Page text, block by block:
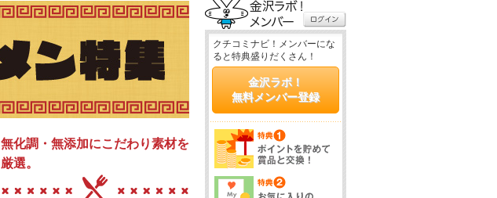
無化調・無添加にこだわり素材を
厳選。
クチコミナビ！メンバーにな
ると特典盛りだくさん！
金沢ラボ！
無料メンバー登録